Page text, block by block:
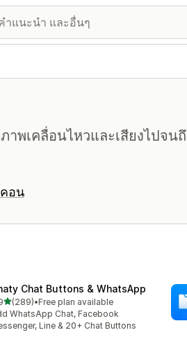
พเคลื่อนไหวและเสียงไปจน
อน
Chat Buttons & WhatsApp
เต็ม 5 ดาว
(289)
มด 289 รีวิว
•Free plan available
WhatsApp Chat, Facebook
Line & 20+ Chat Buttons